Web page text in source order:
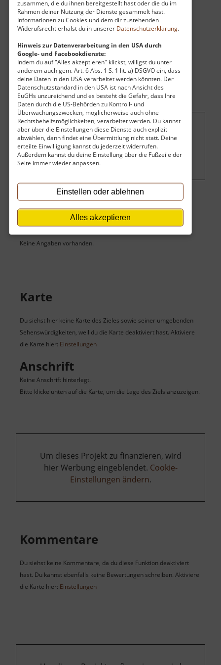
zusammen, die du ihnen bereitgestellt hast oder die du im
Rahmen deiner Nutzung der Dienste gesammelt hast.
Informationen zu Cookies und dem dir zustehenden
Widerufsrecht erhälst du in unserer Datenschutzerklärung.
Hinweis zur Datenverarbeitung in den USA durch
Google- und Facebookdienste:
Indem du auf "Alles akzeptieren" klickst, willigst du unter
anderem auch gem. Art. 6 Abs. 1 S. 1 lit. a) DSGVO ein, dass
deine Daten in den USA verarbeitet werden könnten. Der
Datenschutzstandard in den USA ist nach Ansicht des
EuGHs unzureichend und es besteht die Gefahr, dass Ihre
Daten durch die US-Behörden zu Kontroll- und
Überwachungszwecken, möglicherweise auch ohne
Rechtsbehelfsmöglichkeiten, verarbeitet werden. Du kannst
aber über die Einstellungen diese Dienste auch explizit
abwählen, dann findet eine Übermittlung nicht statt. Deine
erteilte Einwilligung kannst du jederzeit widerrufen.
Außerdem kannst du deine Einstellung über die Fußzeile der
Seite immer wieder anpassen.
Einstellen oder ablehnen
Alles akzeptieren
Um dieses Projekt zu finanzieren, wird
hier Werbung eingeblendet.Cookie-
Einstellungen ändern.
Eintritt
Der Eintritt ist kostenlos.
Keine Angaben vorhanden.
Karte
Du siehst hier keine Karte des Zieles sowie seiner umgebenden
Sehenswürdigkeiten, weil du die Karte deaktiviert hast. Aktiviere
die Karte hier: Einstellungen
Anschrift
Keine Anschrift hinterlegt.
Bitte klicke unten auf die Karte, um die Lage des Ziels anzuzeigen.
Um dieses Projekt zu finanzieren, wird
hier Werbung eingeblendet. Cookie-
Einstellungen ändern.
Kommentare
Du siehst keine Kommentare, da du diese Funktion deaktiviert
hast. Du kannst ebenfalls keine Bewertungen schreiben. Aktiviere
die Karte hier: Einstellungen